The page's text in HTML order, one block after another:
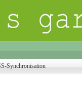
Synchronisation